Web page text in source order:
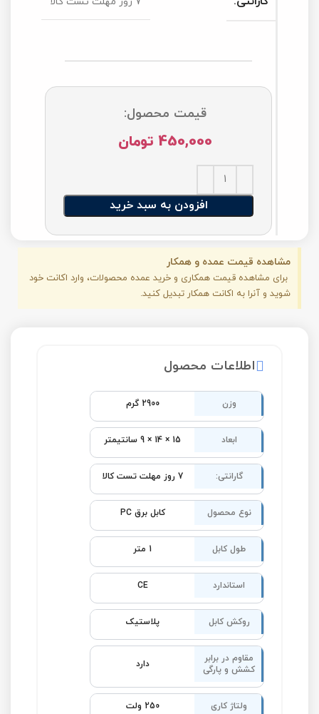
قیمت محصول:
450,000 تومان
افزودن به سبد خرید
مشاهده قیمت عمده و همکار
برای مشاهده قیمت همکاری و خرید عمده محصولات، وارد اکانت خود
شوید و آنرا به اکانت همکار تبدیل کنید.
اطلاعات محصول
وزن 2900 گرم
ابعاد 15 × 14 × 9 سانتیمتر
گارانتی: 7 روز مهلت تست کالا
نوع محصول کابل برق PC
طول کابل 1 متر
استاندارد CE
روکش کابل پلاستیک
مقاوم در برابر
کشش و پارگی
دارد
ولتاژ کاری 250 ولت